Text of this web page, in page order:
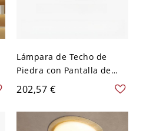
Lámpara de Techo de
Piedra con Pantalla de
Tiza 1 Luz Montaje Plano
Moderno para Dormitorio
LED, 110V-120V, 15",
Tercera Marcha (Luz
202,57 €